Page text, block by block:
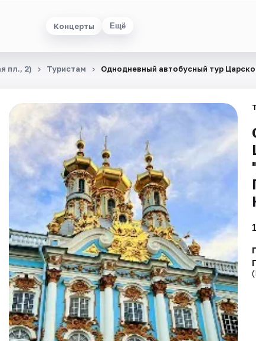
Концерты Ещё
пл., 2) Туристам Однодневный автобусный тур